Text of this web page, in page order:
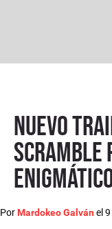
Nuevo
Scramble
Por Mardokeo Galván el